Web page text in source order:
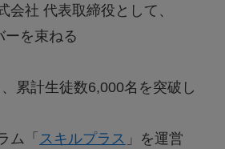
会社 代表取締役として、
ーを束ねる
累計生徒数6,000名を突破し
ム「 スキルプラス 」を運営